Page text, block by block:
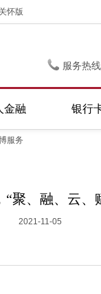
关怀版
服务热
金融 银行
服务
聚、融、云、
2021-11-05